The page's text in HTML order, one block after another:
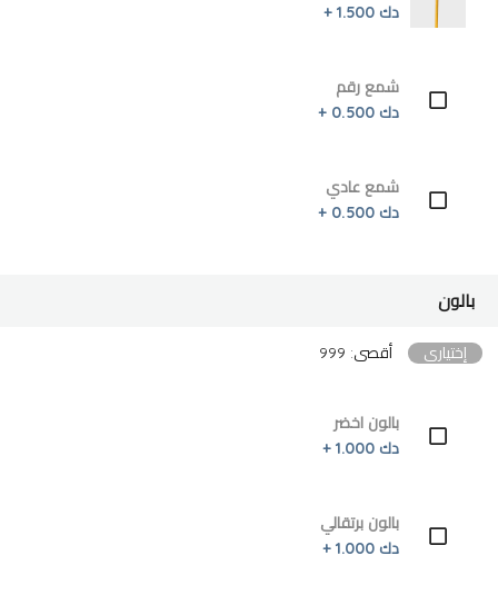
دك 1.500 +
شمع رقم
دك 0.500 +
شمع عادي
دك 0.500 +
بالون
إختياري أقصى: 999
بالون اخضر
دك 1.000 +
بالون برتقالي
دك 1.000 +